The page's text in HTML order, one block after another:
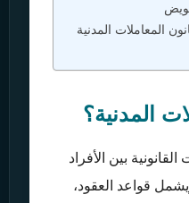
المعاملات المدنية
المدنية؟
بين الأفراد
قواعد العقود،